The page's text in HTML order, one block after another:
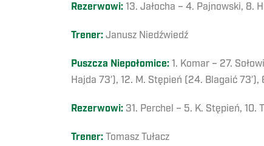
Rezerwowi: 13. Jałocha – 4. Pajnowski, 8.
Trener: Janusz Niedźwiedź
Puszcza Niepołomice: 1. Komar – 27.
Hajda 73′), 12. M. Stępień (24. Blagaić
Rezerwowi: 31. Perchel – 5. K. Stępień, 10.
Trener: Tomasz Tułacz